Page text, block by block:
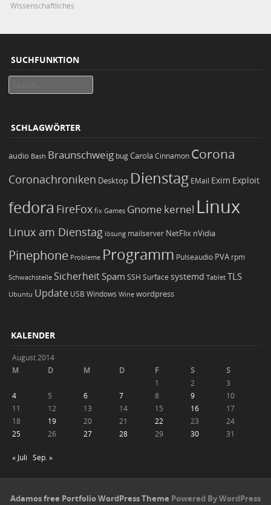
Wissenschaftliches
SUCHFUNKTION
SCHLAGWÖRTER
audio Bash Braunschweig bugCarola Cinnamon Corona
Coronachroniken Desktop Dienstag EMail Exim Exploit
fedora FireFox fix Games Gnome kernel Linux
Linux am Dienstag lösung mailserver NetFlix nVidia
Pinephone Probleme Programm Pulseaudio PVA rpm
Schwachstelle Sicherheit Spam SSH Surface systemd Tablet TLS
Ubuntu Update USB Windows Wine wordpress
KALENDER
August 2014
M
D M D F S
S
1
2
3
4
5 6 7 8 9
10
11
12 13 14 15 16
17
18
19 20 21 22 23
24
25
26 27 28 29 30 31
« Juli Sep. »
Adamos free Portfolio WordPress Theme Powered By WordPress